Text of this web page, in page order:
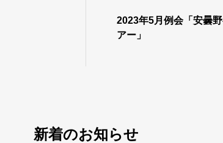
2023年5月例会「安曇
アー」
新着のお知らせ